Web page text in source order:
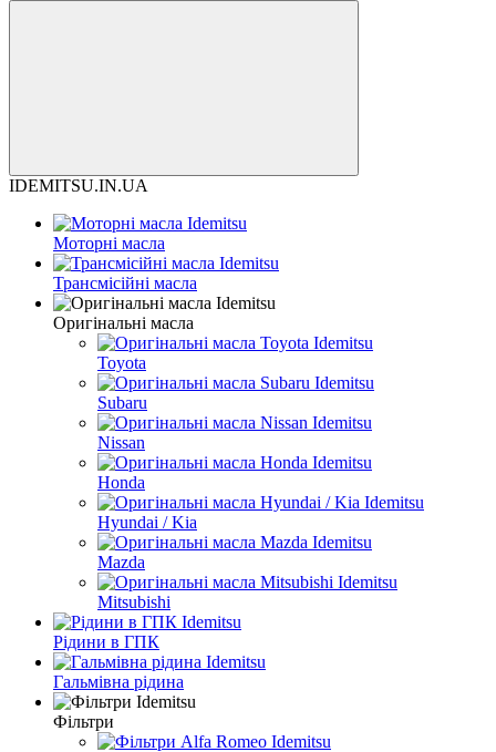
IDEMITSU.IN.UA
Моторні масла
Трансмісійні масла
Оригінальні масла
Toyota
Subaru
Nissan
Honda
Hyundai / Kia
Mazda
Mitsubishi
Рідини в ГПК
Гальмівна рідина
Фільтри